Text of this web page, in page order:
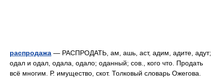
распродажа — РАСПРОДАТЬ, ам, ашь, аст, адим, адите, адут;
одал и одал, одала, одало; оданный; сов., кого что. Продать
всё многим. Р. имущество, скот. Толковый словарь Ожегова.